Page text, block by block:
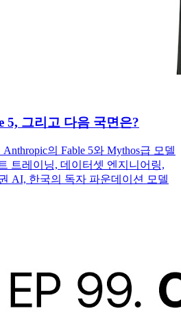
5, 그리고 다음 국면은?
의 Fable 5와 Mythos급 모델
트레이닝, 데이터셋 엔지니어링,
AI, 한국의 독자 파운데이션 모델